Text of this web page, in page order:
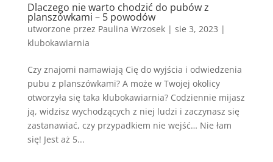
Dlaczego nie warto chodzić do pubów z
planszówkami – 5 powodów
utworzone przez Paulina Wrzosek| sie 3, 2023 |
klubokawiarnia
Czy znajomi namawiają Cię do wyjścia i odwiedzenia
pubu z planszówkami? A może w Twojej okolicy
otworzyła się taka klubokawiarnia? Codziennie mijasz
ją, widzisz wychodzących z niej ludzi i zaczynasz się
zastanawiać, czy przypadkiem nie wejść… Nie łam
się! Jest aż 5...